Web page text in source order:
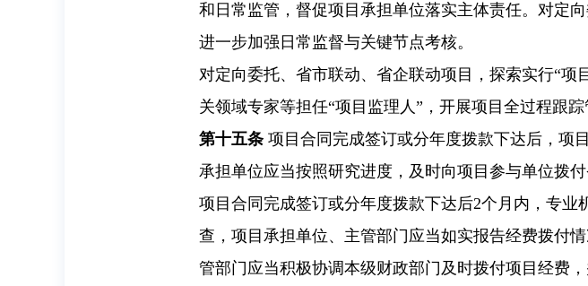
和日常监管，督促项目承担单位落实主体责任。对定
进一步加强日常监督与关键节点考核。
对定向委托、省市联动、省企联动项目，探索实行“
关领域专家等担任“项目监理人”，开展项目全过程跟
第十五条 项目合同完成签订或分年度拨款下达后，项
承担单位应当按照研究进度，及时向项目参与单位拨
项目合同完成签订或分年度拨款下达后2个月内，专
查，项目承担单位、主管部门应当如实报告经费拨付
管部门应当积极协调本级财政部门及时拨付项目经费